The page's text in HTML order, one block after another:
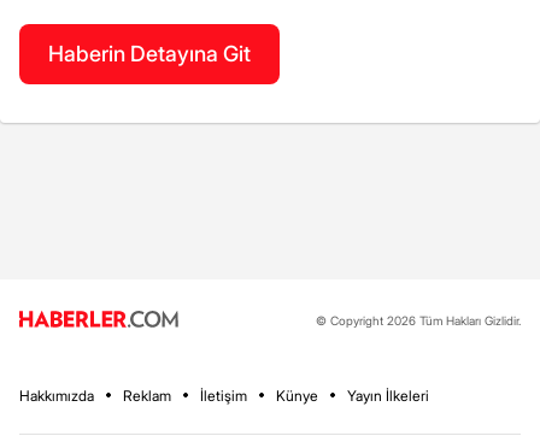
Haberin Detayına Git
© Copyright 2026 Tüm Hakları Gizlidir.
Hakkımızda Reklam İletişim Künye Yayın İlkeleri